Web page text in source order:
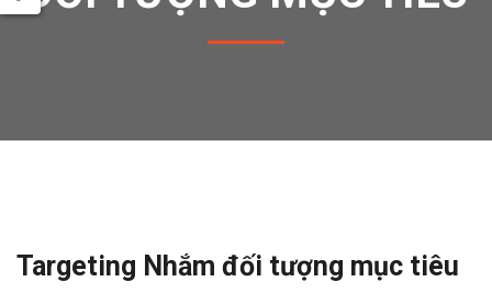
Targeting Nhắm đối tượng mục tiêu